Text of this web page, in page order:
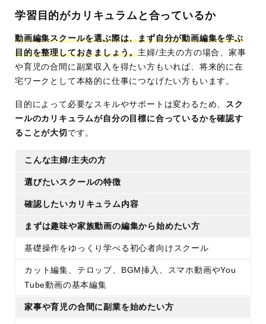
学習目的がカリキュラムと合っているか
動画編集スクールを選ぶ際は、まず自分が動画編集を学ぶ
目的を整理しておきましょう。主婦/主夫の方の場合、家事
や育児の合間に副業収入を得たい方もいれば、将来的に在
宅ワークとして本格的に仕事につなげたい方もいます。
目的によって必要なスキルやサポートは変わるため、 スク
ールのカリキュラムが自分の目標に合っているかを確認す
ることが大切 です。
こんな主婦/主夫の方
選びたいスクールの特徴
確認したいカリキュラム内容
まずは趣味や家族動画の編集から始めたい方
基礎操作をゆっくり学べる初心者向けスクール
カット編集、テロップ、BGM挿入、スマホ動画やYou
Tube動画の基本編集
家事や育児の合間に副業を始めたい方